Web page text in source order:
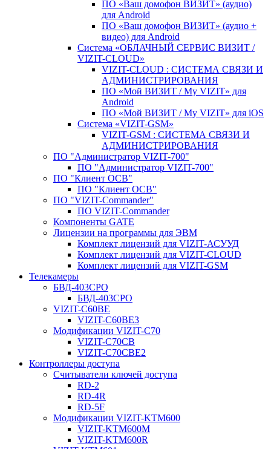
ПО «Ваш домофон ВИЗИТ» (аудио)
для Android
ПО «Ваш домофон ВИЗИТ» (аудио +
видео) для Android
Система «ОБЛАЧНЫЙ СЕРВИС ВИЗИТ /
VIZIT-CLOUD»
VIZIT-CLOUD : СИСТЕМА СВЯЗИ И
АДМИНИСТРИРОВАНИЯ
ПО «Мой ВИЗИТ / My VIZIT» для
Android
ПО «Мой ВИЗИТ / My VIZIT» для iOS
Система «VIZIT-GSM»
VIZIT-GSM : СИСТЕМА СВЯЗИ И
АДМИНИСТРИРОВАНИЯ
ПО "Администратор VIZIT-700"
ПО "Администратор VIZIT-700"
ПО "Клиент ОСВ"
ПО "Клиент ОСВ"
ПО "VIZIT-Commander"
ПО VIZIT-Commander
Компоненты GATE
Лицензии на программы для ЭВМ
Комплект лицензий для VIZIT-АСУУД
Комплект лицензий для VIZIT-CLOUD
Комплект лицензий для VIZIT-GSM
Телекамеры
БВД-403СРО
БВД-403СРО
VIZIT-С60BE
VIZIT-C60BE3
Модификации VIZIT-C70
VIZIT-C70CB
VIZIT-C70CBE2
Контроллеры доступа
Считыватели ключей доступа
RD-2
RD-4R
RD-5F
Модификации VIZIT-KTM600
VIZIT-KTM600М
VIZIT-KTM600R